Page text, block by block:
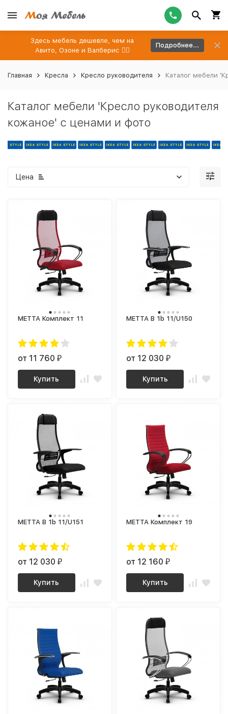
Здесь мебель дешевле, чем на
Авито, Озоне и Валберис 👉🏻
Подробнее...
Главная Кресла Кресло руководителя Каталог мебели
Каталог мебели 'Кресло руководителя
кожаное' с ценами и фото
Цена
МЕТТА Комплект 11
от 11 760₽
Купить
МЕТТА B 1b 11/U150
от 12 030₽
Купить
МЕТТА B 1b 11/U151
от 12 030₽
Купить
МЕТТА Комплект 19
от 12 160₽
Купить